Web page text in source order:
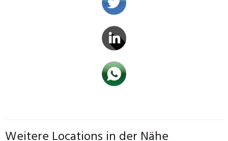
Weitere Locations in der Nähe